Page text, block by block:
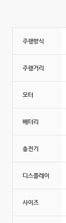
주행방식
주행거리
모터
배터리
충전기
디스플레이
사이즈